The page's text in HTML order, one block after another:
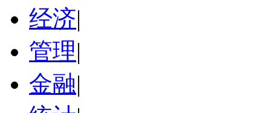
经济|
管理|
金融|